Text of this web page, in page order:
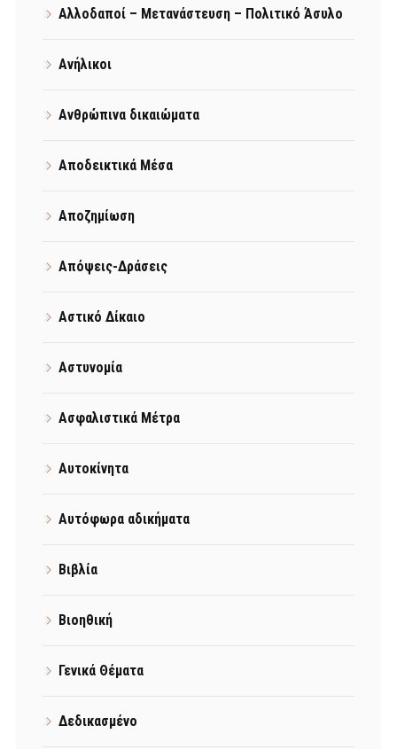
Αλλοδαποί – Μετανάστευση – Πολιτικό Άσυλο
Ανήλικοι
Ανθρώπινα δικαιώματα
Αποδεικτικά Μέσα
Αποζημίωση
Απόψεις-Δράσεις
Αστικό Δίκαιο
Αστυνομία
Ασφαλιστικά Μέτρα
Αυτοκίνητα
Αυτόφωρα αδικήματα
Βιβλία
Βιοηθική
Γενικά Θέματα
Δεδικασμένο